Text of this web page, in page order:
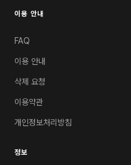
이용 안내
FAQ
이용 안내
삭제 요청
이용약관
개인정보처리방침
정보